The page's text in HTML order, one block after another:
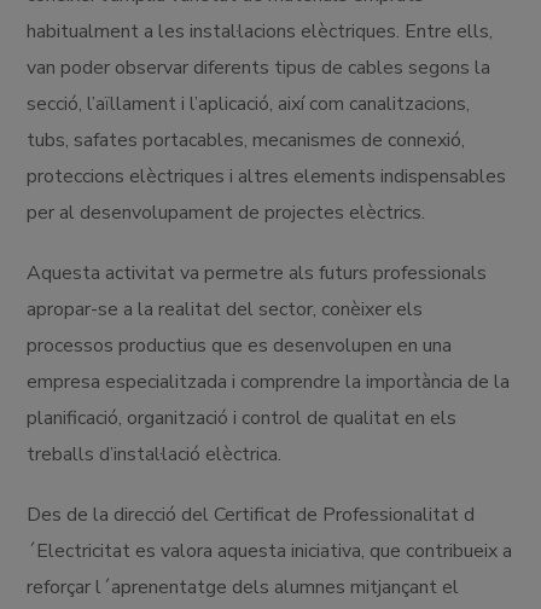
habitualment a les instal·lacions elèctriques. Entre ells,
van poder observar diferents tipus de cables segons la
secció, l’aïllament i l’aplicació, així com canalitzacions,
tubs, safates portacables, mecanismes de connexió,
proteccions elèctriques i altres elements indispensables
per al desenvolupament de projectes elèctrics.
Aquesta activitat va permetre als futurs professionals
apropar-se a la realitat del sector, conèixer els
processos productius que es desenvolupen en una
empresa especialitzada i comprendre la importància de la
planificació, organització i control de qualitat en els
treballs d’instal·lació elèctrica.
Des de la direcció del Certificat de Professionalitat d
´Electricitat es valora aquesta iniciativa, que contribueix a
reforçar l´aprenentatge dels alumnes mitjançant el